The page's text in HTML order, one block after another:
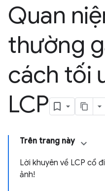
Quan
thường
cách tối
LCP
Trên trang này
Lời khuyên về LCP cổ
ảnh!